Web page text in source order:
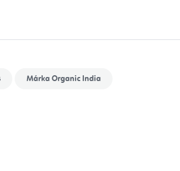
Márka Organic India